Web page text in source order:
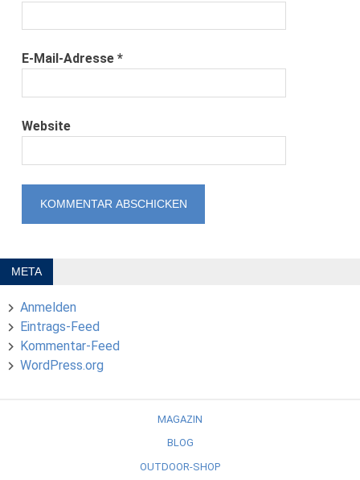
E-Mail-Adresse*
Website
META
Anmelden
Eintrags-Feed
Kommentar-Feed
WordPress.org
MAGAZIN
BLOG
OUTDOOR-SHOP